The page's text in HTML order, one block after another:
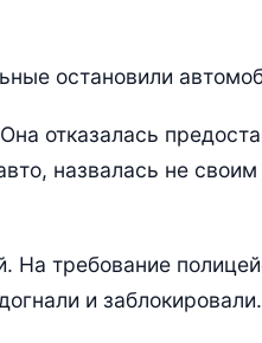
остановили
отказалась
назвалась не
На требование
и заблокировали.